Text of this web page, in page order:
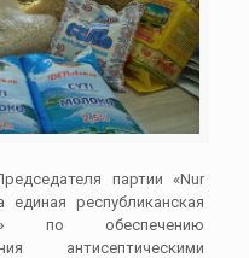
партии «Nur
республиканская
по обеспечению
антисептическими